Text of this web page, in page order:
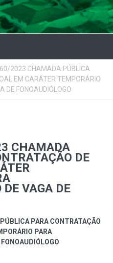
2023 CHAMADA PÚBLICA
EM CARÁTER TEMPORÁRIO
DE FONOAUDIÓLOGO
CHAMADA
DE
VAGA DE
PARA CONTRATAÇÃO
PARA